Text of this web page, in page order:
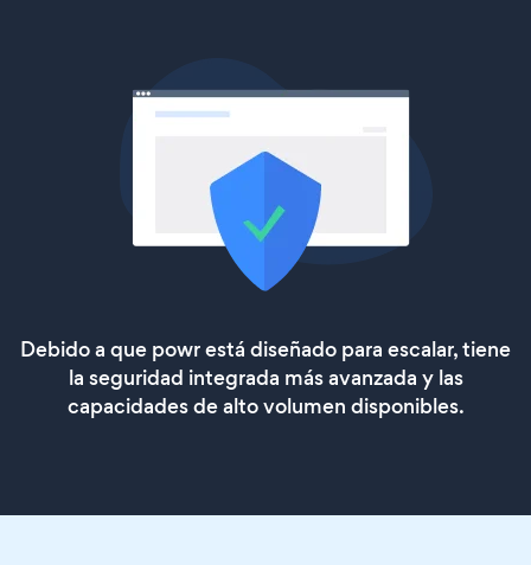
Debido a que powr está diseñado para escalar, tiene
la seguridad integrada más avanzada y las
capacidades de alto volumen disponibles.